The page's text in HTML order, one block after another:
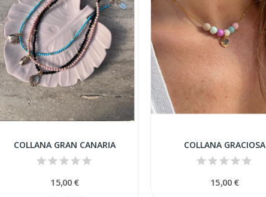
COLLANA GRAN CANARIA
15,00 €
COLLANA GRACIOSA
15,00 €